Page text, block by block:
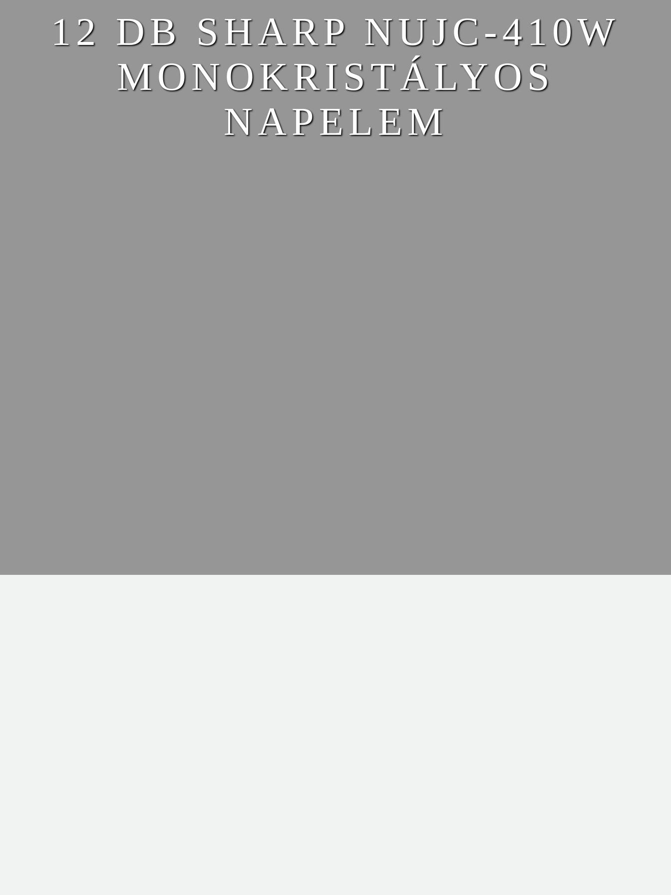
12 DB SHARP NUJC-410W
MONOKRISTÁLYOS
NAPELEM